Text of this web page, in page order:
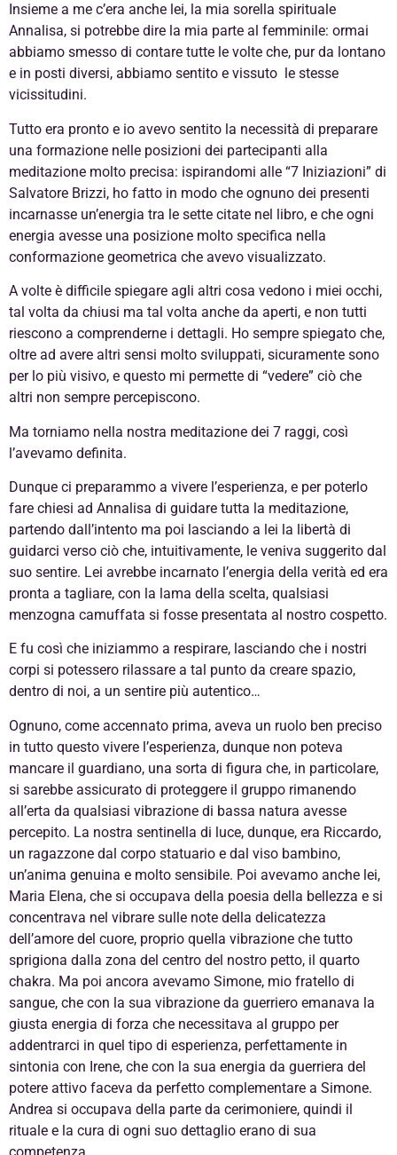
Insieme a me c’era anche lei, la mia sorella spirituale
Annalisa, si potrebbe dire la mia parte al femminile: ormai
abbiamo smesso di contare tutte le volte che, pur da lontano
e in posti diversi, abbiamo sentito e vissuto le stesse
vicissitudini.
Tutto era pronto e io avevo sentito la necessità di preparare
una formazione nelle posizioni dei partecipanti alla
meditazione molto precisa: ispirandomi alle “7 Iniziazioni” di
Salvatore Brizzi, ho fatto in modo che ognuno dei presenti
incarnasse un’energia tra le sette citate nel libro, e che ogni
energia avesse una posizione molto specifica nella
conformazione geometrica che avevo visualizzato.
A volte è difficile spiegare agli altri cosa vedono i miei occhi,
tal volta da chiusi ma tal volta anche da aperti, e non tutti
riescono a comprenderne i dettagli. Ho sempre spiegato che,
oltre ad avere altri sensi molto sviluppati, sicuramente sono
per lo più visivo, e questo mi permette di “vedere” ciò che
altri non sempre percepiscono.
Ma torniamo nella nostra meditazione dei 7 raggi, così
l’avevamo definita.
Dunque ci preparammo a vivere l’esperienza, e per poterlo
fare chiesi ad Annalisa di guidare tutta la meditazione,
partendo dall’intento ma poi lasciando a lei la libertà di
guidarci verso ciò che, intuitivamente, le veniva suggerito dal
suo sentire. Lei avrebbe incarnato l’energia della verità ed era
pronta a tagliare, con la lama della scelta, qualsiasi
menzogna camuffata si fosse presentata al nostro cospetto.
E fu così che iniziammo a respirare, lasciando che i nostri
corpi si potessero rilassare a tal punto da creare spazio,
dentro di noi, a un sentire più autentico…
Ognuno, come accennato prima, aveva un ruolo ben preciso
in tutto questo vivere l’esperienza, dunque non poteva
mancare il guardiano, una sorta di figura che, in particolare,
si sarebbe assicurato di proteggere il gruppo rimanendo
all’erta da qualsiasi vibrazione di bassa natura avesse
percepito. La nostra sentinella di luce, dunque, era Riccardo,
un ragazzone dal corpo statuario e dal viso bambino,
un’anima genuina e molto sensibile. Poi avevamo anche lei,
Maria Elena, che si occupava della poesia della bellezza e si
concentrava nel vibrare sulle note della delicatezza
dell’amore del cuore, proprio quella vibrazione che tutto
sprigiona dalla zona del centro del nostro petto, il quarto
chakra. Ma poi ancora avevamo Simone, mio fratello di
sangue, che con la sua vibrazione da guerriero emanava la
giusta energia di forza che necessitava al gruppo per
addentrarci in quel tipo di esperienza, perfettamente in
sintonia con Irene, che con la sua energia da guerriera del
potere attivo faceva da perfetto complementare a Simone.
Andrea si occupava della parte da cerimoniere, quindi il
rituale e la cura di ogni suo dettaglio erano di sua
competenza.